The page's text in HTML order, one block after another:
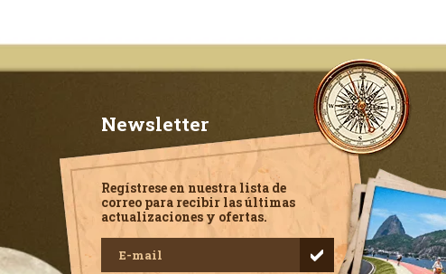
Newsletter
Regístrese en nuestra lista de
correo para recibir las últimas
actualizaciones y ofertas.